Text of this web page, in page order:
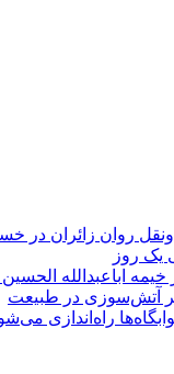
روان زائران در
اباعبدالله
آتش‌سوزی در طبیعت
راه‌اندازی